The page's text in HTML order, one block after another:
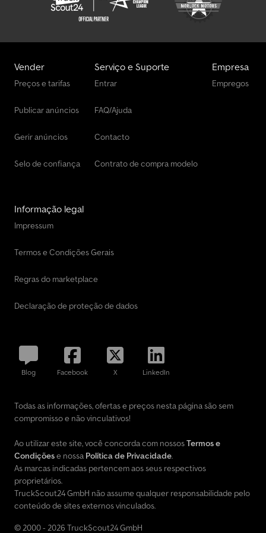
Vender
Preços e tarifas
Publicar anúncios
Gerir anúncios
Selo de confiança
Serviço e Suporte
Entrar
FAQ/Ajuda
Contacto
Contrato de compra modelo
Empresa
Empregos
Informação legal
Impressum
Termos e Condições Gerais
Regras do marketplace
Declaração de proteção de dados
Blog Facebook X LinkedIn
Todas as informações, ofertas e preços nesta página são sem
compromisso e não vinculativos!
Ao utilizar este site, você concorda com nossosTermos e
Condiçõese nossa Política de Privacidade.
As marcas indicadas pertencem aos seus respectivos
proprietários.
TruckScout24 GmbH não assume qualquer responsabilidade pelo
conteúdo de sites externos vinculados.
© 2000 - 2026 TruckScout24 GmbH